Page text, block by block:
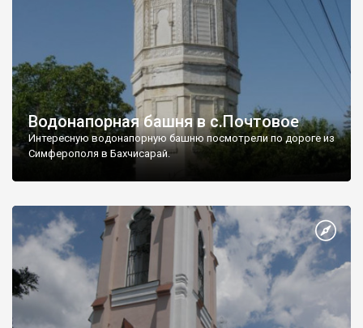
Водонапорная башня в с.Почтовое
Интересную водонапорную башню посмотрели по дороге из
Симферополя в Бахчисарай.